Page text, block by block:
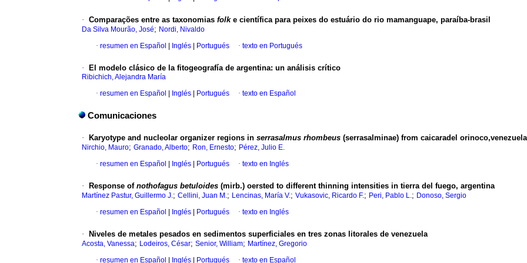
· Comparações entre as taxonomias folk e científica para peixes do estuário do rio mamanguape, paraíba-brasil
Da Silva Mourão, José; Nordi, Nivaldo
· resumen en Español Inglés Portugués · texto en Portugués
· El modelo clásico de la fitogeografía de argentina: un análisis crítico
Ribichich, Alejandra María
· resumen en Español Inglés Portugués · texto en Español
Comunicaciones
· Karyotype and nucleolar organizer regions in serrasalmus rhombeus (serrasalminae) from caicaradel orinoco,venezuela
Nirchio, Mauro; Granado, Alberto; Ron, Ernesto; Pérez, Julio E.
· resumen en Español Inglés Portugués · texto en Inglés
· Response of nothofagus betuloides (mirb.) oersted to different thinning intensities in tierra del fuego, argentina
Martínez Pastur, Guillermo J.; Cellini, Juan M.; Lencinas, María V.; Vukasovic, Ricardo F.; Peri, Pablo L.; Donoso, Sergio
· resumen en Español Inglés Portugués · texto en Inglés
· Niveles de metales pesados en sedimentos superficiales en tres zonas litorales de venezuela
Acosta, Vanessa; Lodeiros, César; Senior, William; Martínez, Gregorio
· resumen en Español Inglés Portugués · texto en Español